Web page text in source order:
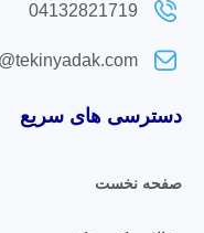
04132821719
دسترسی های سریع
صفحه نخست